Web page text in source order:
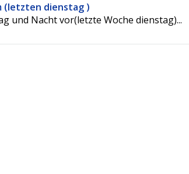
(letzten dienstag )
und Nacht vor(letzte Woche dienstag)...